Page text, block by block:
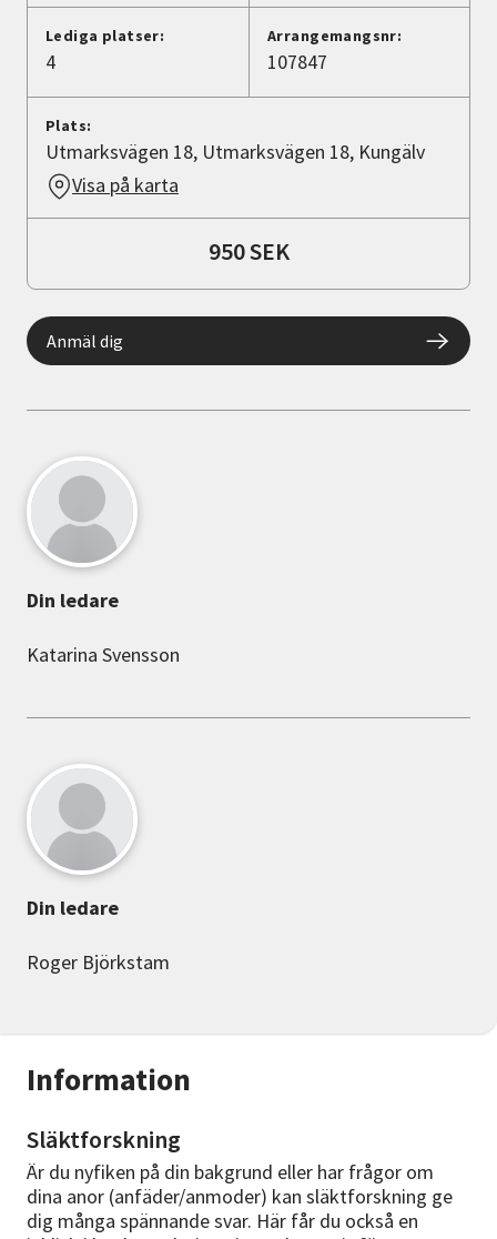
Information
Släktforskning
Är du nyfiken på din bakgrund eller har frågor om
dina anor (anfäder/anmoder) kan släktforskning ge
dig många spännande svar. Här får du också en
Lediga platser:
4
Arrangemangsnr:
107847
Plats:
Utmarksvägen 18, Utmarksvägen 18, Kungälv
Visa på karta
950 SEK
Anmäl dig
Din ledare
Katarina Svensson
Din ledare
Roger Björkstam